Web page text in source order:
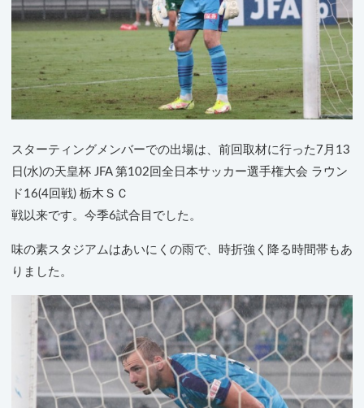
スターティングメンバーでの出場は、前回取材に行った7月13
日(水)の天皇杯 JFA 第102回全日本サッカー選手権大会 ラウン
ド16(4回戦) 栃木ＳＣ
戦以来です。今季6試合目でした。
味の素スタジアムはあいにくの雨で、時折強く降る時間帯もあ
りました。